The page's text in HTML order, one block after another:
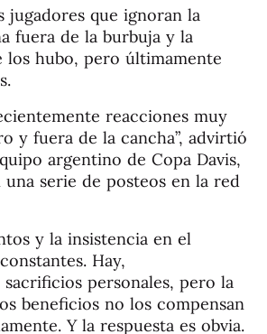
jugadores que ignoran la
fuera de la burbuja y la
los hubo, pero últimamente
reacciones muy
y fuera de la cancha”, advirtió
argentino de Copa Davis,
una serie de posteos en la red
y la insistencia en el
Hay,
personales, pero la
beneficios no los compensan
Y la respuesta es obvia.